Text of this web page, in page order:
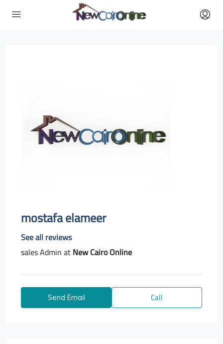
mostafa elameer
See all reviews
sales Admin atNew Cairo Online
Send Email Call